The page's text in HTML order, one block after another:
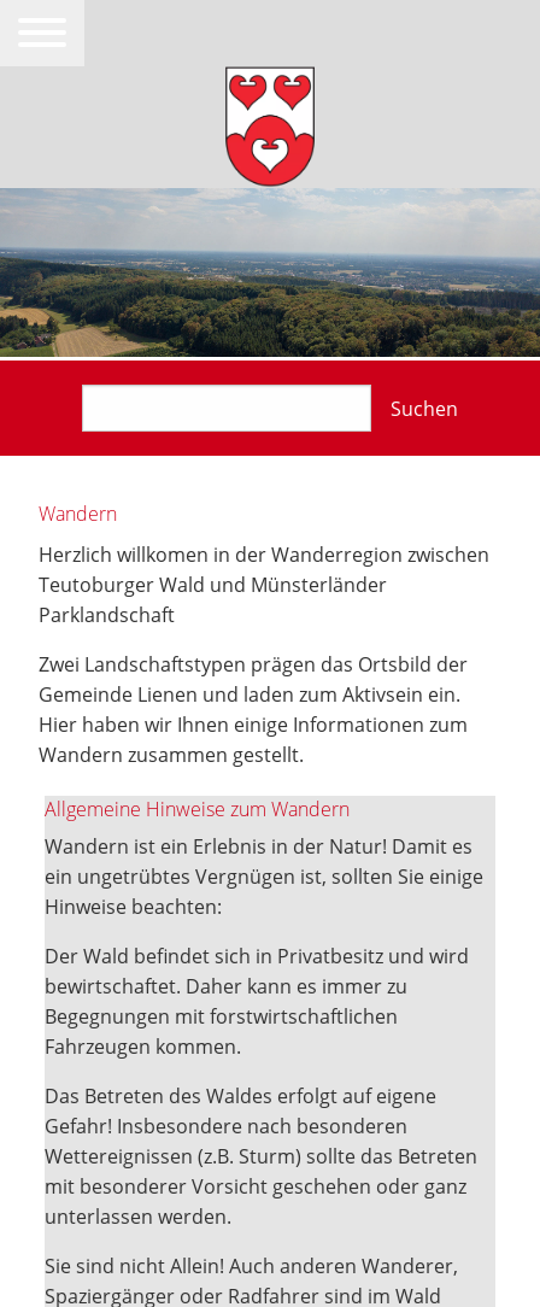
Suchen
Wandern
Herzlich willkomen in der Wanderregion zwischen
Teutoburger Wald und Münsterländer
Parklandschaft
Zwei Landschaftstypen prägen das Ortsbild der
Gemeinde Lienen und laden zum Aktivsein ein.
Hier haben wir Ihnen einige Informationen zum
Wandern zusammen gestellt.
Allgemeine Hinweise zum Wandern
Wandern ist ein Erlebnis in der Natur! Damit es
ein ungetrübtes Vergnügen ist, sollten Sie einige
Hinweise beachten:
Der Wald befindet sich in Privatbesitz und wird
bewirtschaftet. Daher kann es immer zu
Begegnungen mit forstwirtschaftlichen
Fahrzeugen kommen.
Das Betreten des Waldes erfolgt auf eigene
Gefahr! Insbesondere nach besonderen
Wettereignissen (z.B. Sturm) sollte das Betreten
mit besonderer Vorsicht geschehen oder ganz
unterlassen werden.
Sie sind nicht Allein! Auch anderen Wanderer,
Spaziergänger oder Radfahrer sind im Wald